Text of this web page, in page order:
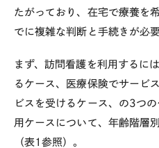
たがっており、在宅で療養を
でに複雑な判断と手続きが必要
まず、訪問看護を利用するに
るケース、医療保険でサービ
ビスを受けるケース、の3つ
用ケースについて、年齢階層
（表1参照）。